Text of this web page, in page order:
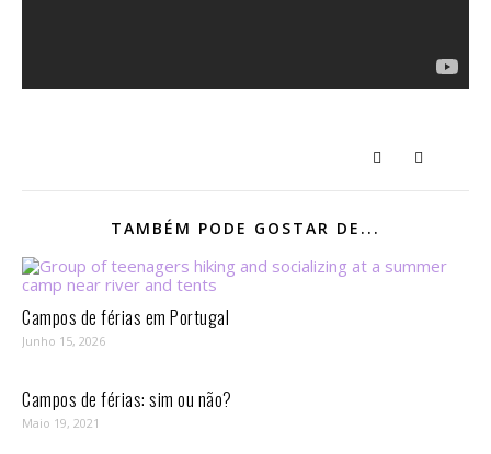
TAMBÉM PODE GOSTAR DE...
Campos de férias em Portugal
Junho 15, 2026
Campos de férias: sim ou não?
Maio 19, 2021